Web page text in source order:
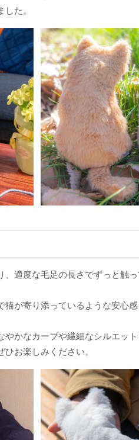
た。
適度な毛足の長さでずっと触
が寄り添っているような安心
かなカーブや繊細なシルエッ
お楽しみください。